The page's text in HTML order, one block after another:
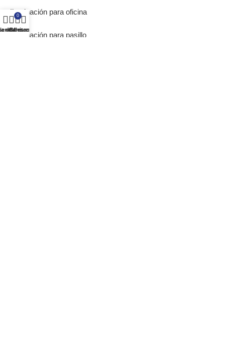
Iluminación para oficina
Iluminación para pasillo
de deseos
0
Carrito
Mi cuenta